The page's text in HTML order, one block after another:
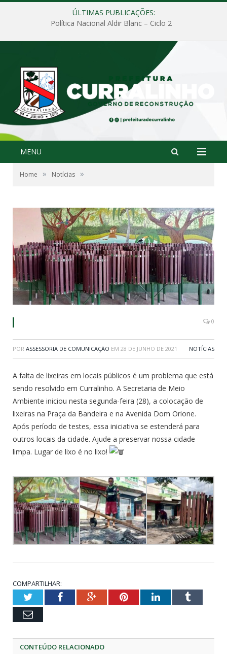
ÚLTIMAS PUBLICAÇÕES:
Política Nacional Aldir Blanc – Ciclo 2
MENU
Home » Notícias »
0
POR ASSESSORIA DE COMUNICAÇÃO EM 28 DE JUNHO DE 2021 NOTÍCIAS
A falta de lixeiras em locais públicos é um problema que está
sendo resolvido em Curralinho. A Secretaria de Meio
Ambiente iniciou nesta segunda-feira (28), a colocação de
lixeiras na Praça da Bandeira e na Avenida Dom Orione.
Após período de testes, essa iniciativa se estenderá para
outros locais da cidade. Ajude a preservar nossa cidade
limpa. Lugar de lixo é no lixo!
COMPARTILHAR:
TwitterFacebookGoogle+PinterestLinkedInTumblr
Email
CONTEÚDO RELACIONADO